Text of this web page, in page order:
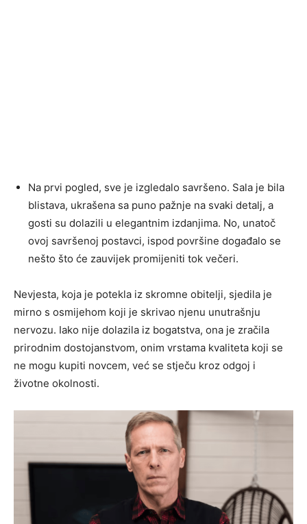
Na prvi pogled, sve je izgledalo savršeno. Sala je bila
blistava, ukrašena sa puno pažnje na svaki detalj, a
gosti su dolazili u elegantnim izdanjima. No, unatoč
ovoj savršenoj postavci, ispod površine događalo se
nešto što će zauvijek promijeniti tok večeri.
Nevjesta, koja je potekla iz skromne obitelji, sjedila je
mirno s osmijehom koji je skrivao njenu unutrašnju
nervozu. Iako nije dolazila iz bogatstva, ona je zračila
prirodnim dostojanstvom, onim vrstama kvaliteta koji se
ne mogu kupiti novcem, već se stječu kroz odgoj i
životne okolnosti.